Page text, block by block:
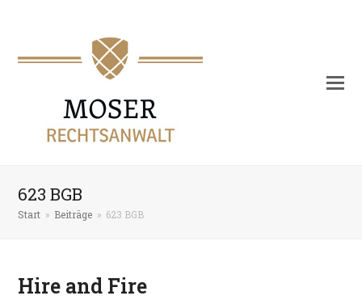
623 BGB
Start » Beiträge » 623 BGB
Hire and Fire